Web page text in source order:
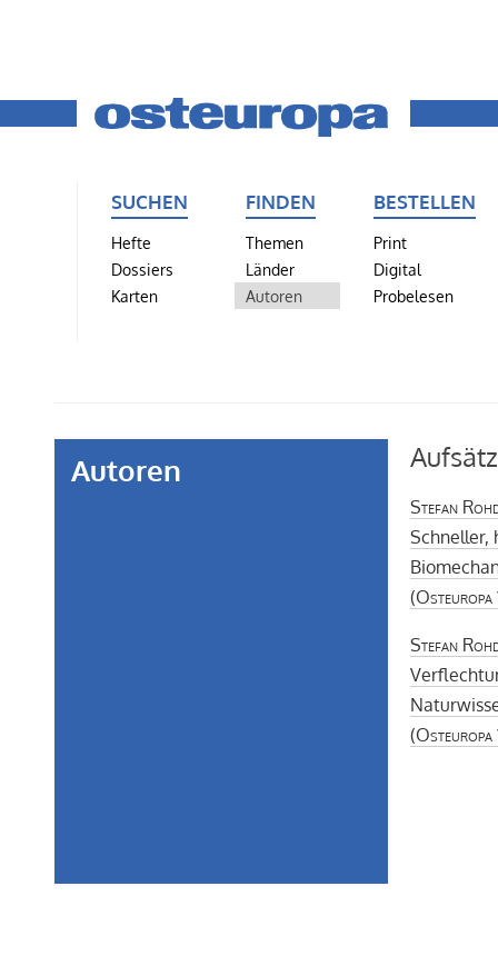
SUCHEN
Hefte
Dossiers
Karten
FINDEN
Themen
Länder
Autoren
BESTELLEN
Print
Digital
Probelesen
Autoren
Stefan
Schneller,
(Osteuropa
Stefan
(Osteuropa